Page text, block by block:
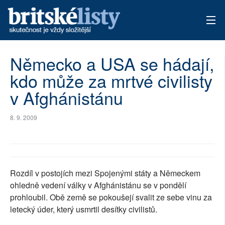
ARCHIV
TÉMATA
AUTOŘI
Německo a USA se hádají,
kdo může za mrtvé civilisty
v Afghánistánu
8. 9. 2009
Rozdíl v postojích mezi Spojenými státy a Německem
ohledně vedení války v Afghánistánu se v pondělí
prohloubil. Obě země se pokoušejí svalit ze sebe vinu za
letecký úder, který usmrtil desítky civilistů.